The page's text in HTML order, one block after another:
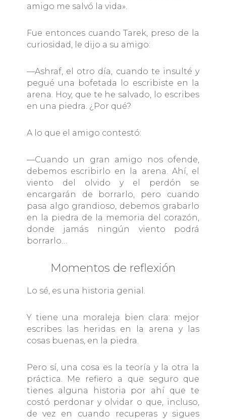
amigo me salvó la vida».
Fue entonces cuando Tarek, preso de la
curiosidad, le dijo a su amigo:
—Ashraf, el otro día, cuando te insulté y
pegué una bofetada lo escribiste en la
arena. Hoy, que te he salvado, lo escribes
en una piedra. ¿Por qué?
A lo que el amigo contestó:
—Cuando un gran amigo nos ofende,
debemos escribirlo en la arena. Ahí, el
viento del olvido y el perdón se
encargarán de borrarlo, pero cuando
pasa algo grandioso, debemos grabarlo
en la piedra de la memoria del corazón,
donde jamás ningún viento podrá
borrarlo…
Momentos de reflexión
Lo sé, es una historia genial.
Y tiene una moraleja bien clara: mejor
escribes las heridas en la arena y las
cosas buenas, en la piedra.
Pero sí, una cosa es la teoría y la otra la
práctica. Me refiero a que seguro que
tienes alguna historia por ahí que te
costó perdonar y olvidar o que, incluso,
de vez en cuando recuperas y sigues